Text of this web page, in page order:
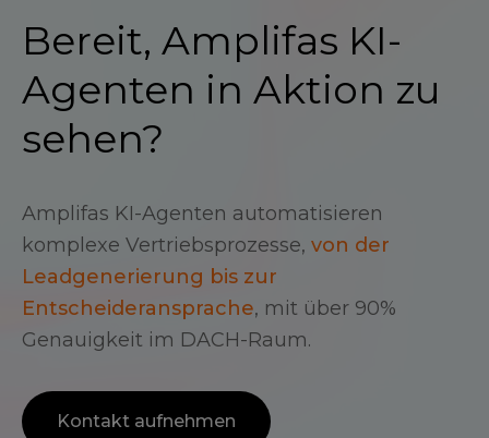
Bereit, Amplifas KI-
Agenten in Aktion zu
sehen?
Amplifas KI-Agenten automatisieren
komplexe Vertriebsprozesse, von der
Leadgenerierung bis zur
Entscheideransprache, mit über 90%
Genauigkeit im DACH-Raum.
Kontakt aufnehmen